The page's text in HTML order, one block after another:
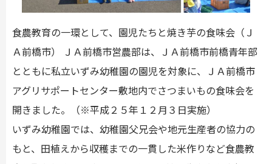
食農教育の一環として、園児たちと焼き芋の食味会（Ｊ
Ａ前橋市） ＪＡ前橋市営農部は、ＪＡ前橋市前橋青年部
とともに私立いずみ幼稚園の園児を対象に、ＪＡ前橋市
アグリサポートセンター敷地内でさつまいもの食味会を
開きました。（※平成２５年１２月３日実施）
いずみ幼稚園では、幼稚園父兄会や地元生産者の協力の
もと、田植えから収穫までの一貫した米作りなど食農教